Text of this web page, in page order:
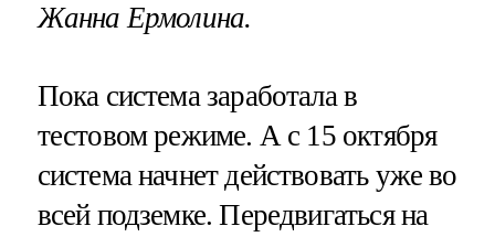
Жанна Ермолина.
Пока система заработала в
тестовом режиме. А с 15 октября
система начнет действовать уже во
всей подземке. Передвигаться на